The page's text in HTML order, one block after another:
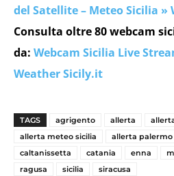
del Satellite – Meteo Sicilia »
Consulta oltre 80 webcam
da: Webcam Sicilia Live
Weather Sicily.it
TAGS agrigento allerta
allerta meteo sicilia
allerta palermo
caltanissetta
catania enna
ragusa
sicilia siracusa